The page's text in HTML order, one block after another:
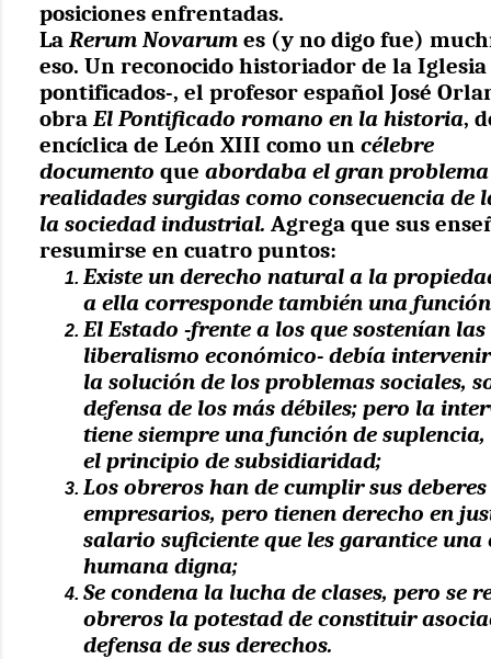
posiciones enfrentadas.
La Rerum Novarum es (y no digo fue)
eso. Un reconocido historiador de la
pontificados-, el profesor español José
obra El Pontificado romano en la historia,
encíclica de León XIII como un célebre
documento que abordaba el gran problema
realidades surgidas como consecuencia de
la sociedad industrial. Agrega que sus
resumirse en cuatro puntos:
Existe un derecho natural a la
a ella corresponde también una
El Estado -frente a los que sostenían
liberalismo económico- debía
la solución de los problemas sociales,
defensa de los más débiles; pero la
tiene siempre una función de
el principio de subsidiaridad;
Los obreros han de cumplir sus
empresarios, pero tienen derecho en
salario suficiente que les garantice una
humana digna;
Se condena la lucha de clases, pero se
obreros la potestad de constituir
defensa de sus derechos.